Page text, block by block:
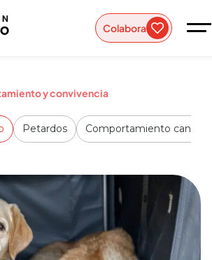
Colabora
y convivencia
Petardos Comportamiento canino